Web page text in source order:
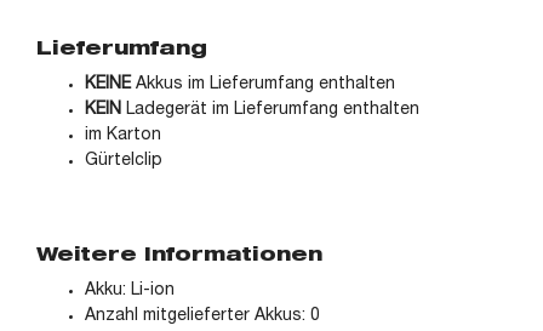
Lieferumfang
KEINEAkkus im Lieferumfang enthalten
KEIN Ladegerät im Lieferumfang enthalten
im Karton
Gürtelclip
Weitere Informationen
Akku: Li-ion
Anzahl mitgelieferter Akkus: 0